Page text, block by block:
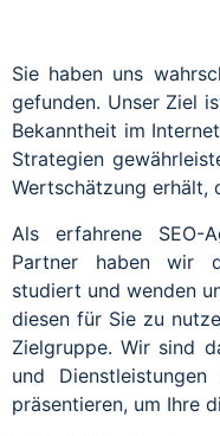
Sie haben uns
gefunden. Unser Ziel
Bekanntheit im
Strategien
Wertschätzung erhält,
Als erfahrene
Partner haben wir
studiert und wenden
diesen für Sie zu
Zielgruppe. Wir sind
und
präsentieren, um Ihre